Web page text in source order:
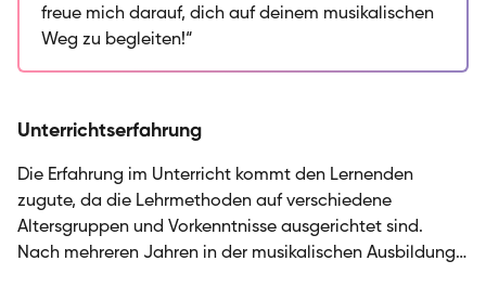
Akkorde oder das Spielen deiner Lieblingstitel. Ich
helfe dir dabei, die Technik zu verstehen und deinen
musikalischen Fähigkeiten zu entfalten.
freue mich darauf, dich auf deinem musikalischen
Weg zu begleiten!“
Unterrichtserfahrung
Die Erfahrung im Unterricht kommt den Lernenden
zugute, da die Lehrmethoden auf verschiedene
Altersgruppen und Vorkenntnisse ausgerichtet sind.
Nach mehreren Jahren in der musikalischen Ausbildung